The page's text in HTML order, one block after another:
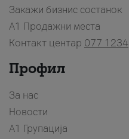
Закажи бизнис состанок
A1 Продажни места
Контакт центар 077 1234
Профил
За нас
Новости
А1 Групација